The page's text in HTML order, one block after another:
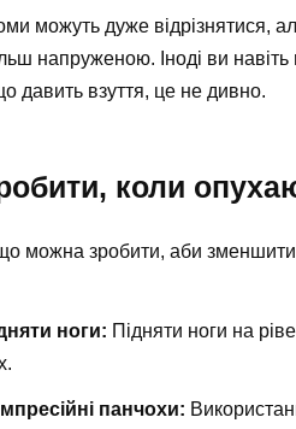
можуть дуже відрізнятися,
напруженою. Іноді ви
давить взуття, це не дивно.
коли
можна зробити, аби зменшити
ноги: Підняти ноги на
панчохи: